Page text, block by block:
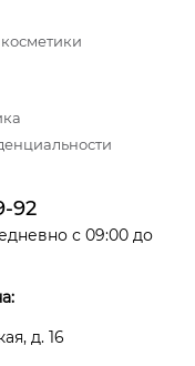
92
с 09:00 до
д. 16